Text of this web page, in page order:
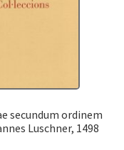
secundum ordinem
Luschner, 1498